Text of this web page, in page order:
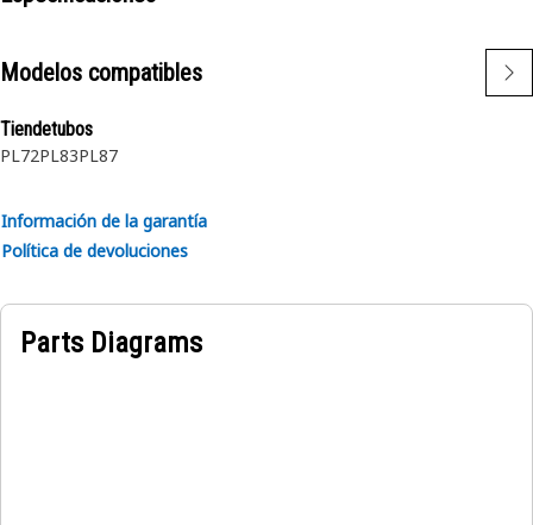
Modelos compatibles
Tiendetubos
PL72PL83PL87
Información de la garantía
Política de devoluciones
Parts Diagrams